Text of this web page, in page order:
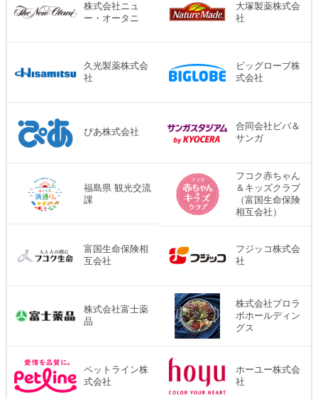
株式会社ニュ
ー・オータニ
大塚製薬株式会
社
久光製薬株式会
社
ビッグローブ株
式会社
ぴあ株式会社
合同会社ビバ＆
サンガ
福島県 観光交流
課
フコク赤ちゃん
＆キッズクラブ
（富国生命保険
相互会社）
富国生命保険相
互会社
フジッコ株式会
社
株式会社富士薬
品
株式会社プロラ
ボホールディン
グス
ペットライン株
式会社
ホーユー株式会
社